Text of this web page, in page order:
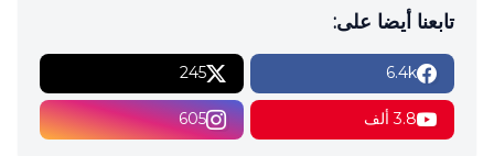
تابعنا أيضا على:
6.4k
245
3.8 ألف 605